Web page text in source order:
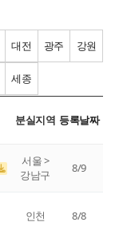
대전 광주 강원
세종
분실지역 등록날짜
서울 >
강남구
8/9
인천 8/8